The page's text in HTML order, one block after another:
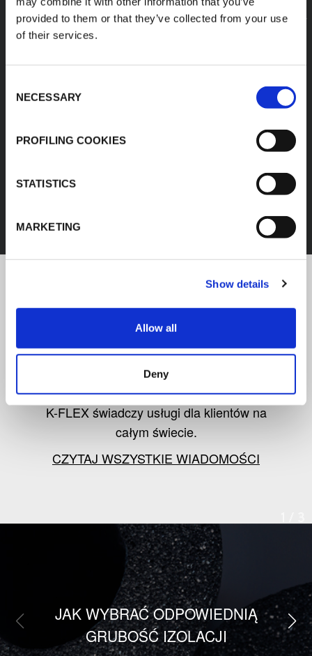
provided to them or that they’ve collected from your use
of their services.
Selection
NECESSARY
PROFILING COOKIES
STATISTICS
MARKETING
Show details
Allow all
Deny
Najnowsze informacje
od K-FLEX
Śledź informacje o najnowszych
produktach, rynku izolacji oraz o tym, jak
K-FLEX świadczy usługi dla klientów na
całym świecie.
CZYTAJ WSZYSTKIE WIADOMOŚCI
JAK WYBRAĆ ODPOWIEDNIĄ
GRUBOŚĆ IZOLACJI